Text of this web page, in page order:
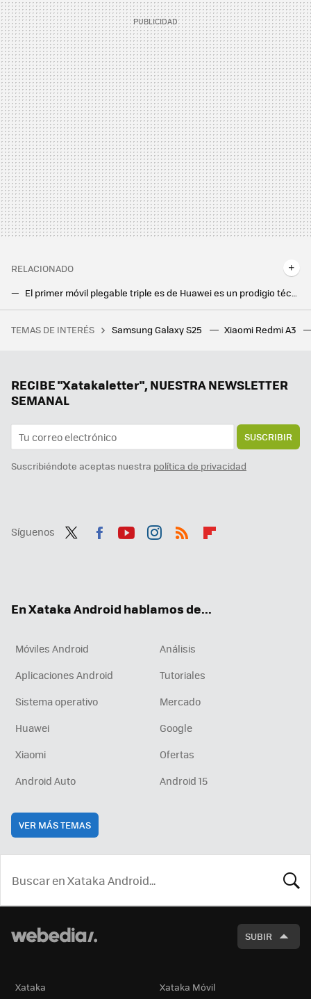
RELACIONADO
El primer móvil plegable triple es de Huawei es un prodigio técnico. Cambiar su pantalla cuesta más que un iPhone 16
El Huawei Mate XT es oficial y hace historia. Es el primer plegable con dos bisagras, también el más caro
Si la pregunta es cuánto dinero existe en el mundo por persona, este revelador gráfico tiene la respuesta
TEMAS DE INTERÉS Samsung Galaxy S25 Xiaomi Redmi A3
RECIBE "Xatakaletter", NUESTRA NEWSLETTER
SEMANAL
SUSCRIBIR
Suscribiéndote aceptas nuestra política de privacidad
Síguenos
En Xataka Android hablamos de...
Móviles Android
Análisis
Aplicaciones Android
Tutoriales
Sistema operativo
Mercado
Huawei
Google
Xiaomi
Ofertas
Android Auto
Android 15
VER MÁS TEMAS
SUBIR
Xataka Xataka Móvil